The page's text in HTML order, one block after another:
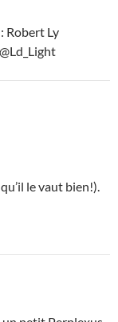
Robert Ly
le vaut bien!).